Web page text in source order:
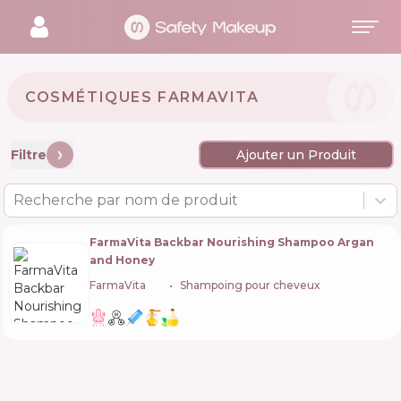
COSMÉTIQUES FARMAVITA 🇮🇹
Filtre Ajouter un Produit
Recherche par nom de produit
FarmaVita Backbar Nourishing Shampoo Argan
and Honey
FarmaVita
Shampoing pour cheveux